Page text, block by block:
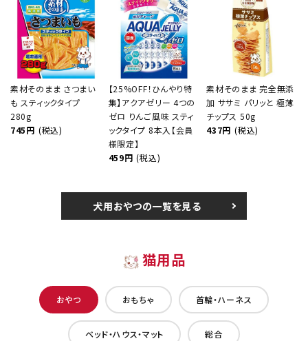
素材そのまま さつまい
も スティックタイプ
280g
745円 (税込)
【25%OFF！ひんやり特
集】アクアゼリー 4つの
ゼロ りんご風味 スティ
ックタイプ 8本入【会員
様限定】
459円 (税込)
素材そのまま 完全無添
加 ササミ パリッと 極薄
チップス 50g
437円 (税込)
犬用おやつの一覧を見る
猫用品
おやつ おもちゃ 首輪・ハーネス
ベッド・ハウス・マット 総合